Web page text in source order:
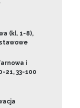
(kl. 1-8),
i
21, 33-100